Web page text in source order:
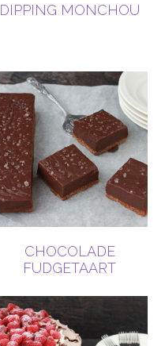
DIPPING MONCHOU
CHOCOLADE
FUDGETAART